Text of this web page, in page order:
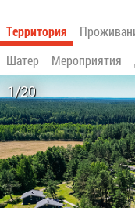
Тер­ри­то­рия
Ша­тер
Ме­ро­при­я­тия
1/20